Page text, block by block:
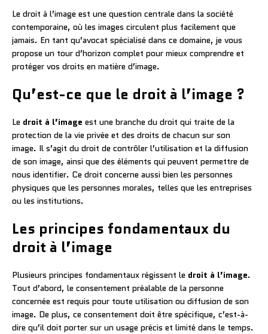
Le droit à l’image est une question centrale dans la société
contemporaine, où les images circulent plus facilement que
jamais. En tant qu’avocat spécialisé dans ce domaine, je vous
propose un tour d’horizon complet pour mieux comprendre et
protéger vos droits en matière d’image.
Qu’est-ce que le droit à l’image ?
Le droit à l’image est une branche du droit qui traite de la
protection de la vie privée et des droits de chacun sur son
image. Il s’agit du droit de contrôler l’utilisation et la diffusion
de son image, ainsi que des éléments qui peuvent permettre de
nous identifier. Ce droit concerne aussi bien les personnes
physiques que les personnes morales, telles que les entreprises
ou les institutions.
Les principes fondamentaux du
droit à l’image
Plusieurs principes fondamentaux régissent le droit à l’image.
Tout d’abord, le consentement préalable de la personne
concernée est requis pour toute utilisation ou diffusion de son
image. De plus, ce consentement doit être spécifique, c’est-à-
dire qu’il doit porter sur un usage précis et limité dans le temps.